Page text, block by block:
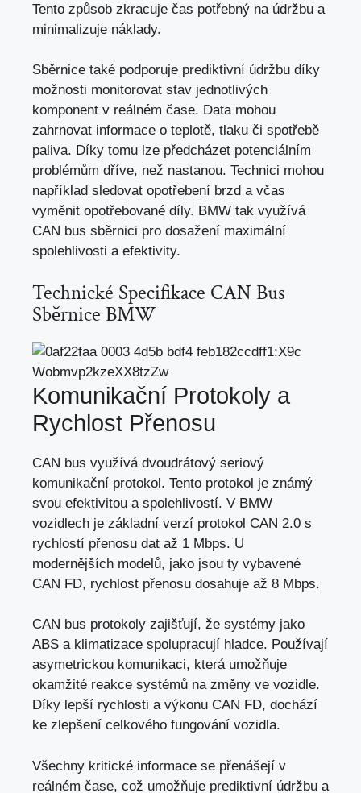
Tento způsob zkracuje čas potřebný na údržbu a
minimalizuje náklady.
Sběrnice také podporuje prediktivní údržbu díky
možnosti monitorovat stav jednotlivých
komponent v reálném čase. Data mohou
zahrnovat informace o teplotě, tlaku či spotřebě
paliva. Díky tomu lze předcházet potenciálním
problémům dříve, než nastanou. Technici mohou
například sledovat opotřebení brzd a včas
vyměnit opotřebované díly. BMW tak využívá
CAN bus sběrnici pro dosažení maximální
spolehlivosti a efektivity.
Technické Specifikace CAN Bus
Sběrnice BMW
Komunikační Protokoly a
Rychlost Přenosu
CAN bus využívá dvoudrátový seriový
komunikační protokol. Tento protokol je známý
svou efektivitou a spolehlivostí. V BMW
vozidlech je základní verzí protokol CAN 2.0 s
rychlostí přenosu dat až 1 Mbps. U
modernějších modelů, jako jsou ty vybavené
CAN FD, rychlost přenosu dosahuje až 8 Mbps.
CAN bus protokoly zajišťují, že systémy jako
ABS a klimatizace spolupracují hladce. Používají
asymetrickou komunikaci, která umožňuje
okamžité reakce systémů na změny ve vozidle.
Díky lepší rychlosti a výkonu CAN FD, dochází
ke zlepšení celkového fungování vozidla.
Všechny kritické informace se přenášejí v
reálném čase, což umožňuje prediktivní údržbu a